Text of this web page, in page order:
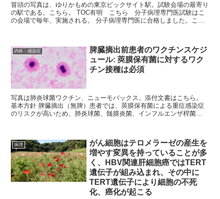
冒頭の写真は、ゆりかもめの東京ビックサイト駅。試験会場の最寄り
の駅である。こちら。 TOC有明 こちら 分子病理専門医試験はこ
の会場で毎年、実施される。 分子病理専門医に合格しました。これ
内科・感染症
脾臓摘出前患者のワクチンスケジ
ュール: 莢膜保有菌に対するワク
チン接種は必須
写真は肺炎球菌ワクチン、ニューモバックス。添付文書はこちら。
基本方針 脾臓摘出（無脾）患者では、莢膜保有菌による重症感染症
のリスクが高いため、肺炎球菌、髄膜炎菌、インフルエンザ桿菌
病理
がん細胞はテロメラーゼの産生を
増やす変異を持っていることが多
く、HBV関連肝細胞癌ではTERT
遺伝子が組み込まれ、その中に
TERT遺伝子により細胞の不死
化、癌化が起こる